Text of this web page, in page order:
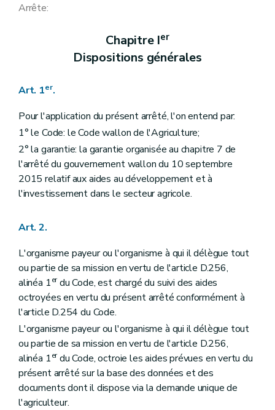
Arrête:
Chapitre Ier
Dispositions générales
Art. 1er.
Pour l'application du présent arrêté, l'on entend par:
1° le Code: le Code wallon de l'Agriculture;
2° la garantie: la garantie organisée au chapitre 7 de
l'arrêté du gouvernement wallon du 10 septembre
2015 relatif aux aides au développement et à
l'investissement dans le secteur agricole.
Art. 2.
L'organisme payeur ou l'organisme à qui il délègue tout
ou partie de sa mission en vertu de l'article D.256,
alinéa 1erdu Code, est chargé du suivi des aides
octroyées en vertu du présent arrêté conformément à
l'article D.254 du Code.
L'organisme payeur ou l'organisme à qui il délègue tout
ou partie de sa mission en vertu de l'article D.256,
alinéa 1erdu Code, octroie les aides prévues en vertu du
présent arrêté sur la base des données et des
documents dont il dispose via la demande unique de
l'agriculteur.